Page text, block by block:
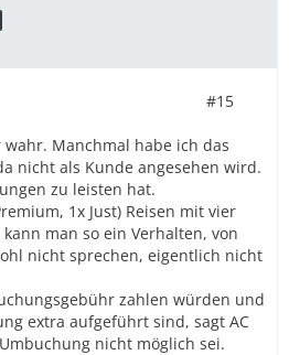
#15
Manchmal habe ich das
nicht als Kunde angesehen wird.
zu leisten hat.
1x Just) Reisen mit vier
man so ein Verhalten, von
nicht sprechen, eigentlich nicht
zahlen würden und
extra aufgeführt sind, sagt AC
nicht möglich sei.